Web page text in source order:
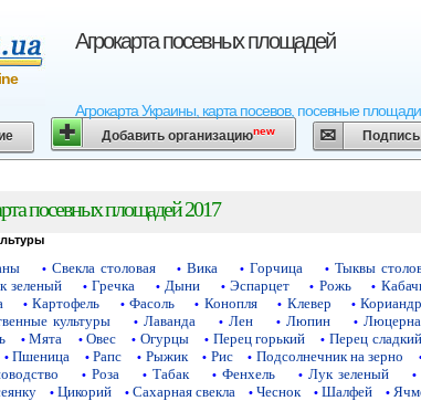
Агрокарта посевных площадей
Агрокарта Украины, карта посевов, посевные
Добавить организациюnew
посевных площадей 2017
• Свекла столовая • Вика • Горчица • Тыквы
зеленый • Гречка • Дыни • Эспарцет • Рожь •
• Картофель • Фасоль • Конопля • Клевер • Кориандр
культуры • Лаванда • Лен • Люпин • Люцерна
• Мята • Овес • Огурцы • Перец горький • Перец сладкий
• Пшеница • Рапс • Рыжик • Рис • Подсолнечник на зерно
• Роза • Табак • Фенхель • Лук зеленый •
• Цикорий • Сахарная свекла • Чеснок • Шалфей •